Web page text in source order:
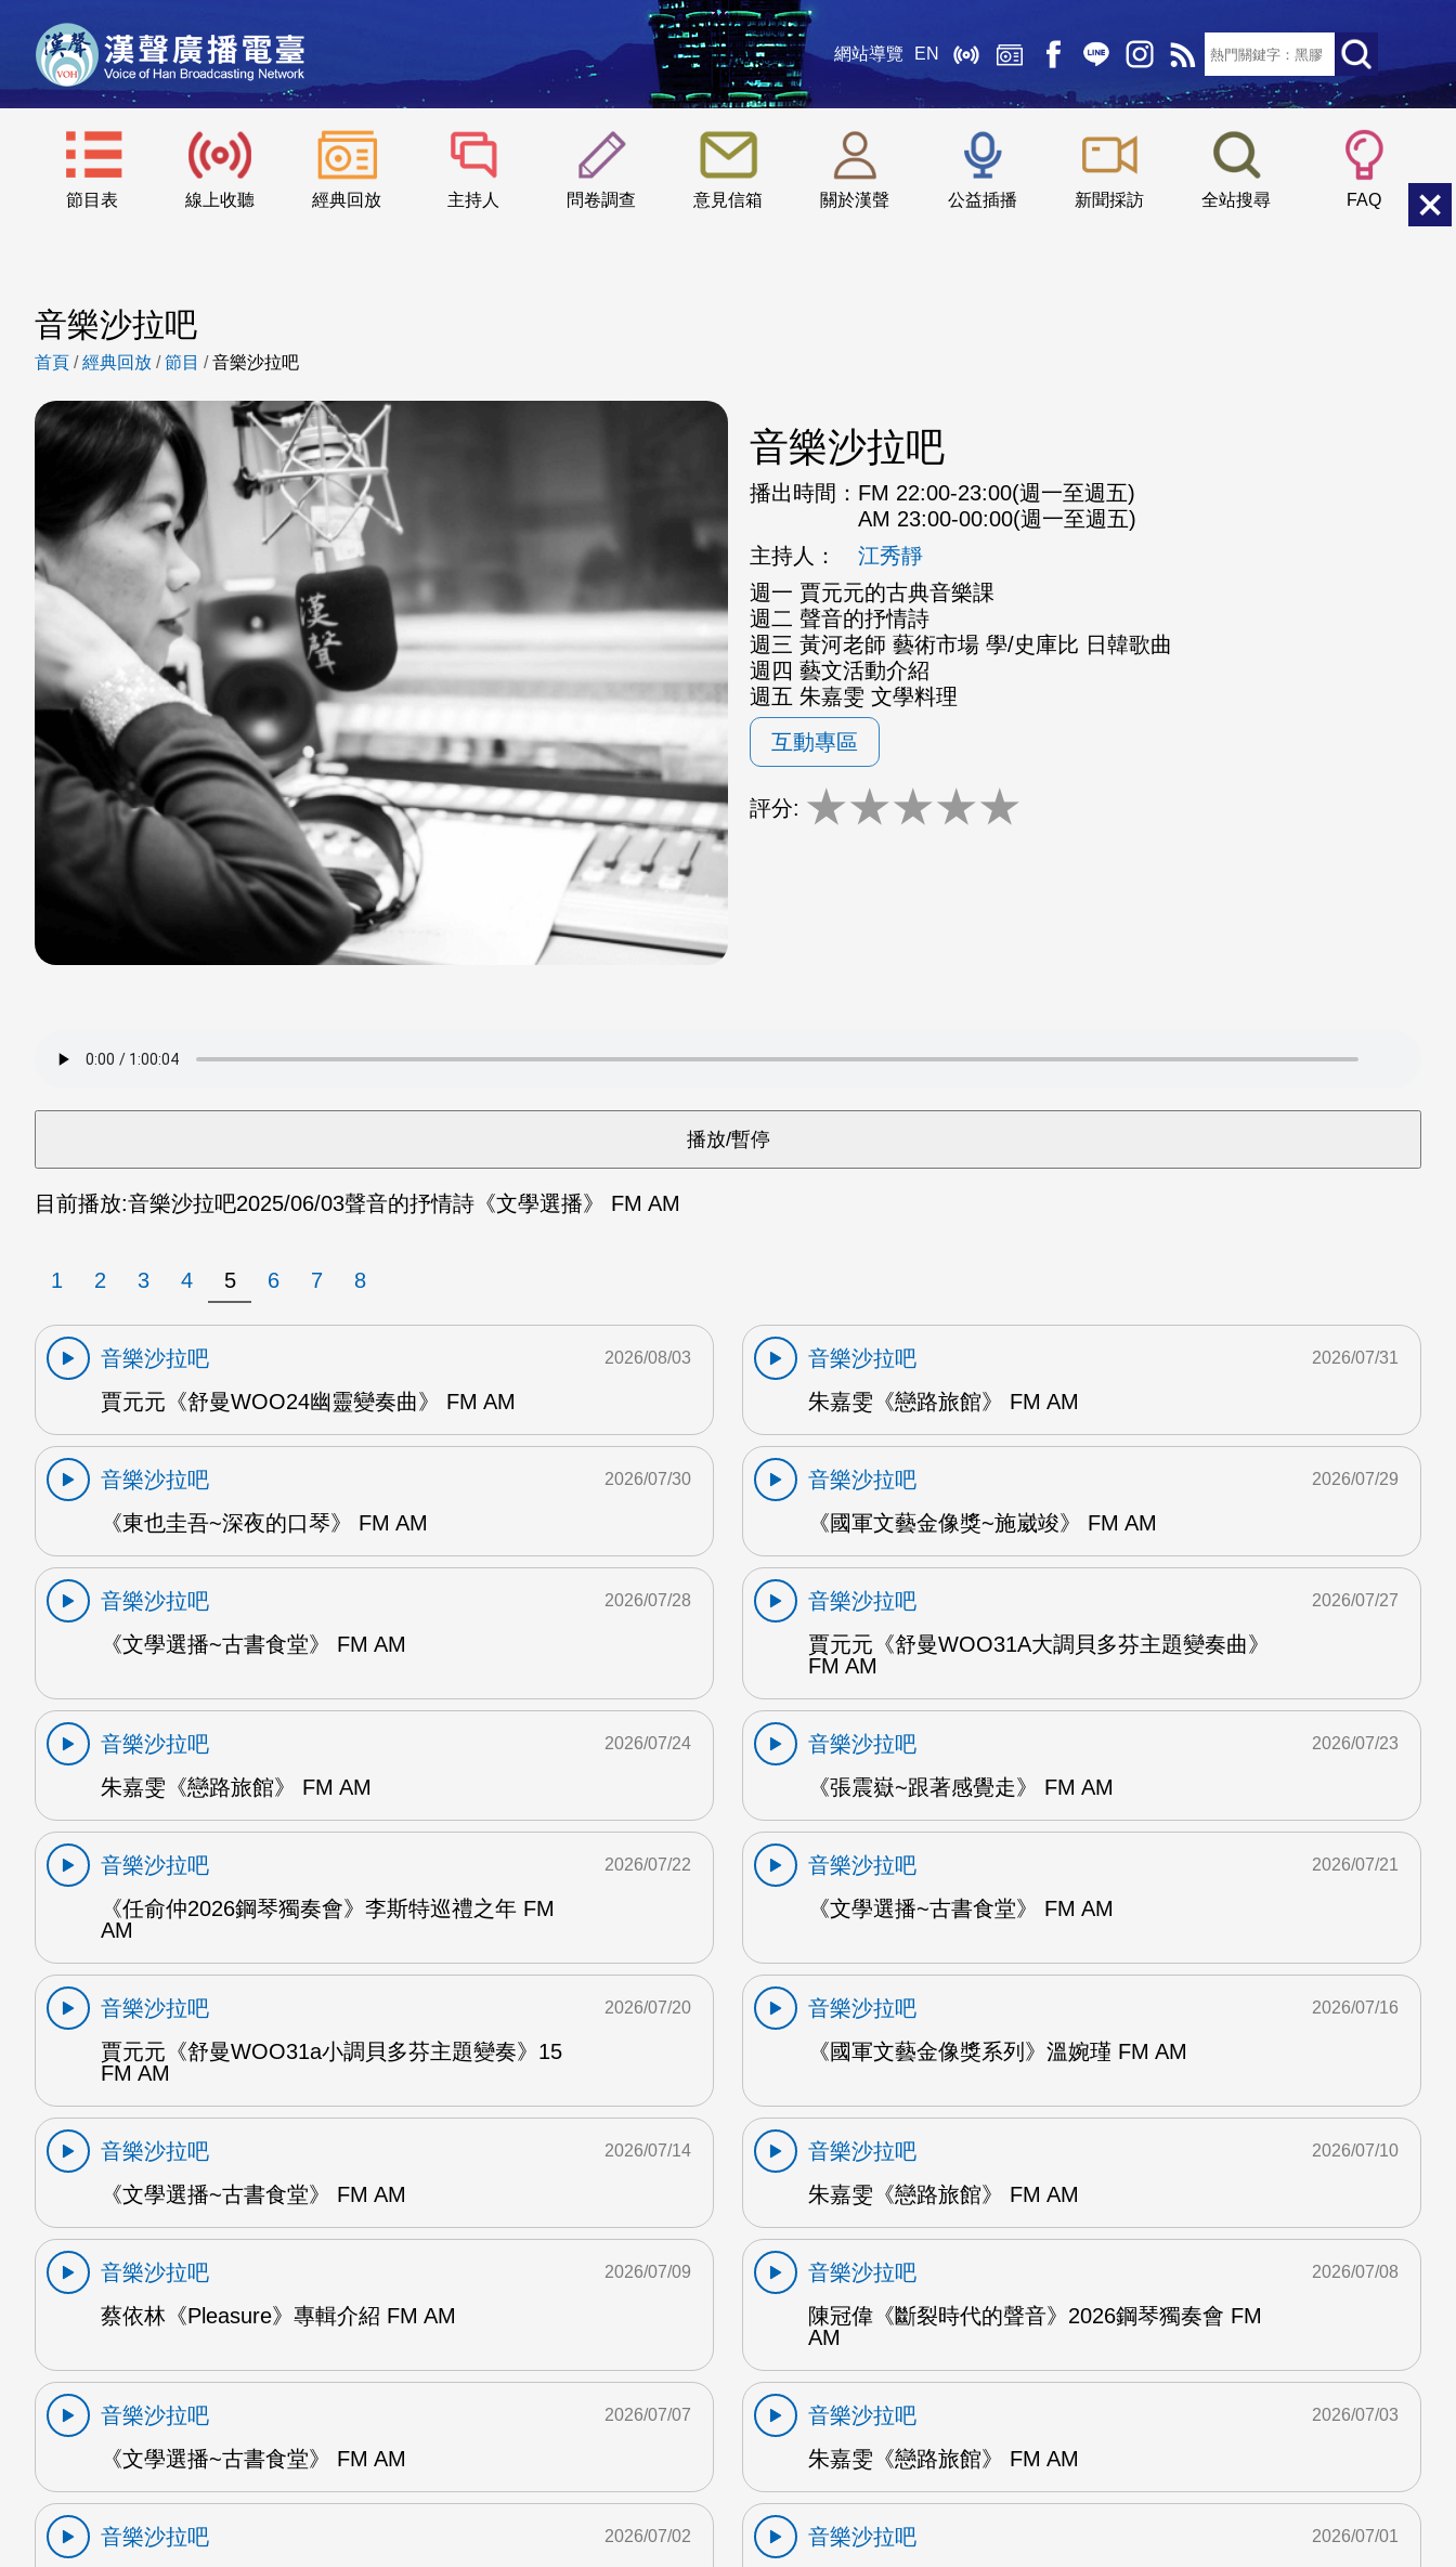
網站導覽 EN
節目表 線上收聽 經典回放 主持人 問卷調查 意見信箱 關於漢聲 公益插播 新聞採訪 全站搜尋 FAQ
::: 小 中
音樂沙拉吧
首頁 /經典回放 /節目 /音樂沙拉吧
音樂沙拉吧
播出時間： FM 22:00-23:00(週一至週五)
AM 23:00-00:00(週一至週五)
主持人：
江秀靜
週一 賈元元的古典音樂課
週二 聲音的抒情詩
週三 黃河老師 藝術市場 學/史庫比 日韓歌曲
週四 藝文活動介紹
週五 朱嘉雯 文學料理
互動專區
評分: ★★★★★
目前播放:音樂沙拉吧2025/06/03聲音的抒情詩《文學選播》 FM AM
1 2 3 4 5 6 7 8
音樂沙拉吧
賈元元《舒曼WOO24幽靈變奏曲》 FM AM
2026/08/03
音樂沙拉吧
朱嘉雯《戀路旅館》 FM AM
2026/07/31
音樂沙拉吧
《東也圭吾~深夜的口琴》 FM AM
2026/07/30
音樂沙拉吧
《國軍文藝金像獎~施崴竣》 FM AM
2026/07/29
音樂沙拉吧
《文學選播~古書食堂》 FM AM
2026/07/28
音樂沙拉吧
賈元元《舒曼WOO31A大調貝多芬主題變奏曲》
FM AM
2026/07/27
音樂沙拉吧
朱嘉雯《戀路旅館》 FM AM
2026/07/24
音樂沙拉吧
《張震嶽~跟著感覺走》 FM AM
2026/07/23
音樂沙拉吧
《任俞仲2026鋼琴獨奏會》李斯特巡禮之年 FM
AM
2026/07/22
音樂沙拉吧
《文學選播~古書食堂》 FM AM
2026/07/21
音樂沙拉吧
賈元元《舒曼WOO31a小調貝多芬主題變奏》15
FM AM
2026/07/20
音樂沙拉吧
《國軍文藝金像獎系列》溫婉瑾 FM AM
2026/07/16
音樂沙拉吧
《文學選播~古書食堂》 FM AM
2026/07/14
音樂沙拉吧
朱嘉雯《戀路旅館》 FM AM
2026/07/10
音樂沙拉吧
蔡依林《Pleasure》專輯介紹 FM AM
2026/07/09
音樂沙拉吧
陳冠偉《斷裂時代的聲音》2026鋼琴獨奏會 FM
AM
2026/07/08
音樂沙拉吧
《文學選播~古書食堂》 FM AM
2026/07/07
音樂沙拉吧
朱嘉雯《戀路旅館》 FM AM
2026/07/03
音樂沙拉吧
2026/07/02
音樂沙拉吧
2026/07/01